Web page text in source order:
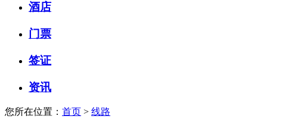
酒店
门票
签证
资讯
您所在位置： 首页 > 线路